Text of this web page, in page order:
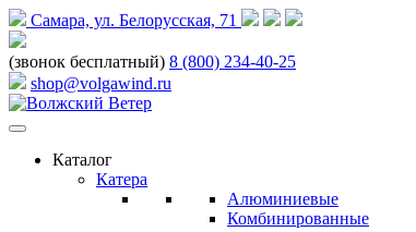
Самара, ул. Белорусская, 71
(звонок бесплатный) 8 (800) 234-40-25
shop@volgawind.ru
Каталог
Катера
Алюминиевые
Комбинированные